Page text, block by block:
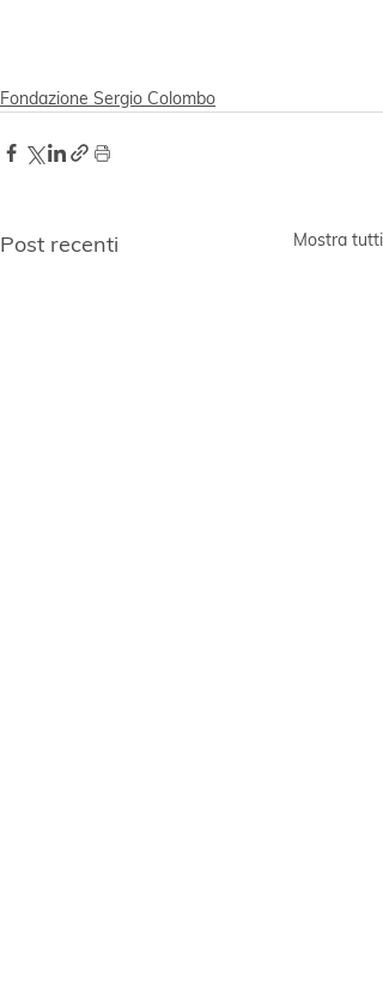
Fondazione Sergio Colombo
Post recenti Mostra tutti